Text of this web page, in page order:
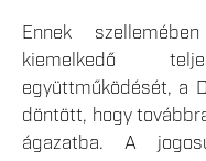
Ennek
kiemelkedő
együttműködését, a
döntött, hogy
ágazatba. A